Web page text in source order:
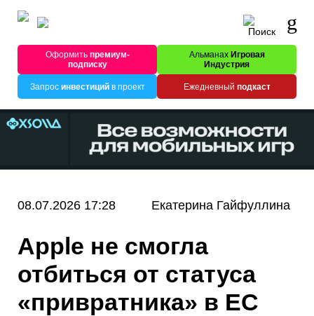
Оформитьпремиум-
подписку
Альманах Игровая
Индустрия
Запрос инвестицийв проект Ежедневный подкаст
08.07.2026 17:28 Екатерина Гайфуллина
Apple не смогла
отбиться от статуса
«привратника» в ЕС